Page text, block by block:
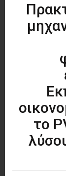
το